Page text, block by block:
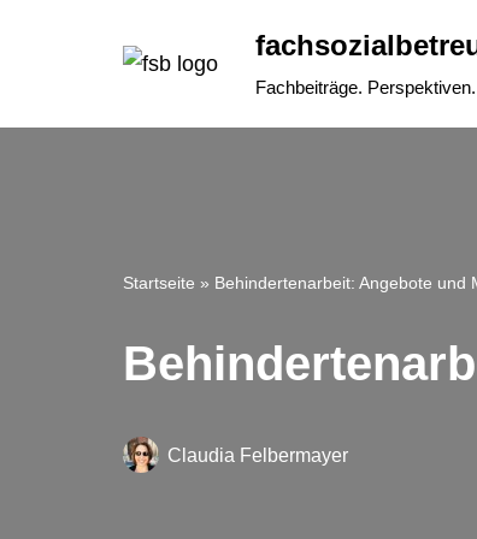
Fachbeiträge.
Startseite » Behindertenarbeit: Angebote und
Claudia Felbermayer